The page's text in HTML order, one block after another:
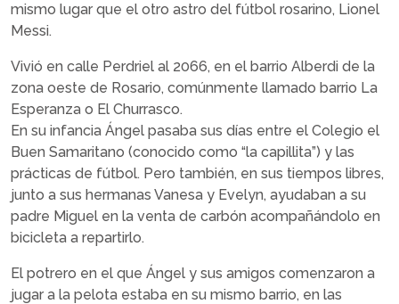
mismo lugar que el otro astro del fútbol rosarino, Lionel
Messi.
Vivió en calle Perdriel al 2066, en el barrio Alberdi de la
zona oeste de Rosario, comúnmente llamado barrio La
Esperanza o El Churrasco.
En su infancia Ángel pasaba sus días entre el Colegio el
Buen Samaritano (conocido como “la capillita”) y las
prácticas de fútbol. Pero también, en sus tiempos libres,
junto a sus hermanas Vanesa y Evelyn, ayudaban a su
padre Miguel en la venta de carbón acompañándolo en
bicicleta a repartirlo.
El potrero en el que Ángel y sus amigos comenzaron a
jugar a la pelota estaba en su mismo barrio, en las